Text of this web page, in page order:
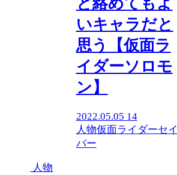
いキャラだと
思う【仮面ラ
イダーソロモ
ン】
2022.05.05 14
人物仮面ライダーセイ
バー
人物